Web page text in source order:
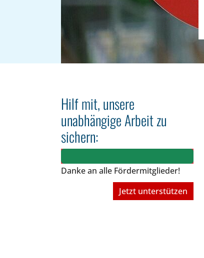
Hilf mit, unsere
unabhängige Arbeit zu
sichern:
Danke an alle Fördermitglieder!
Jetzt unterstützen